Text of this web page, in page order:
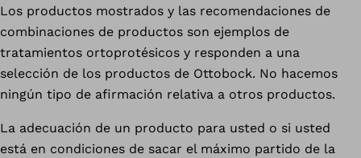
Los productos mostrados y las recomendaciones de
combinaciones de productos son ejemplos de
tratamientos ortoprotésicos y responden a una
selección de los productos de Ottobock. No hacemos
ningún tipo de afirmación relativa a otros productos.
La adecuación de un producto para usted o si usted
está en condiciones de sacar el máximo partido de la